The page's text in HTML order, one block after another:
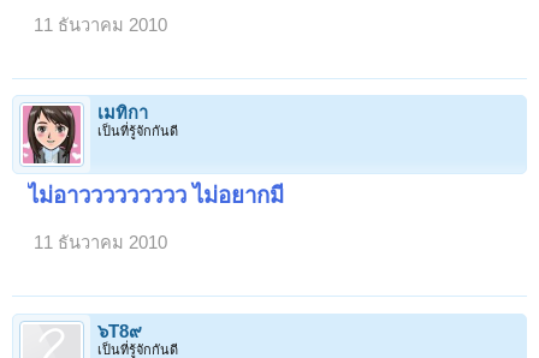
11 ธันวาคม 2010
เมทิกา
เป็นที่รู้จักกันดี
ไม่อาววววววววว ไม่อยากมี
11 ธันวาคม 2010
๖T8๙
เป็นที่รู้จักกันดี